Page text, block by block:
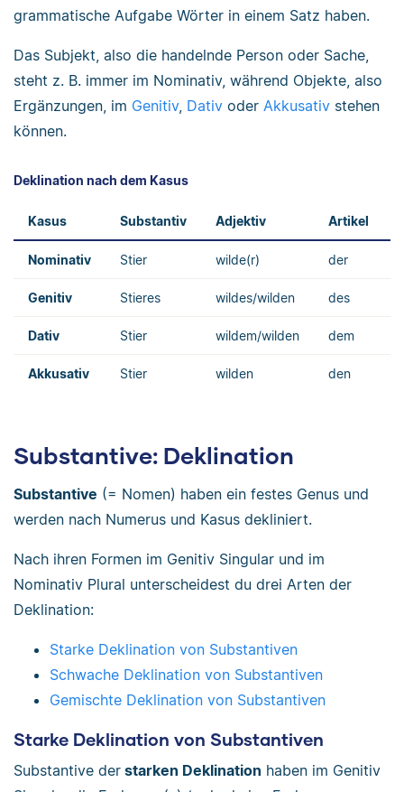
grammatische Aufgabe Wörter in einem Satz haben.
Das Subjekt, also die handelnde Person oder Sache,
steht z. B. immer im Nominativ, während Objekte, also
Ergänzungen, im Genitiv, Dativ oder Akkusativ stehen
können.
Deklination nach dem Kasus
Kasus Substantiv Adjektiv Artikel
Nominativ Stier wilde(r) der
Genitiv Stieres wildes/wilden des
Dativ Stier wildem/wilden dem
Akkusativ Stier wilden den
Substantive: Deklination
Substantive (= Nomen) haben ein festes Genus und
werden nach Numerus und Kasus dekliniert.
Nach ihren Formen im Genitiv Singular und im
Nominativ Plural unterscheidest du drei Arten der
Deklination:
Starke Deklination von Substantiven
Schwache Deklination von Substantiven
Gemischte Deklination von Substantiven
Starke Deklination von Substantiven
Substantive der starken Deklination haben im Genitiv